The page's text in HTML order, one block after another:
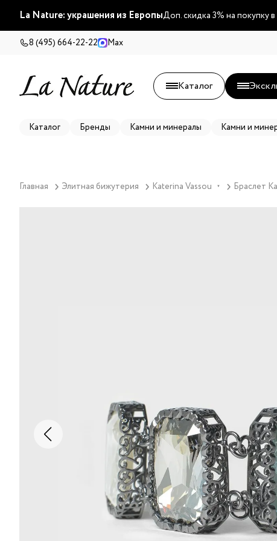
La Nature: украшения из ЕвропыДоп. скидка 3% на покупку
8 (495) 664-22-22 Max
Каталог
Каталог Бренды Камни и минералы Камни и
Главная Элитная бижутерия Katerina Vassou ▼ Браслет